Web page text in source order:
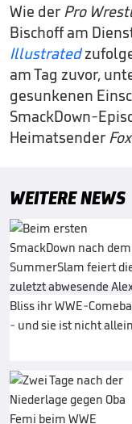
Wie der Pro
Bischoff am
Illustrated
am Tag zuvor,
gesunkenen
SmackDown-
Heimatsender Fox
WEITERE NEWS